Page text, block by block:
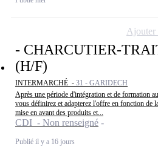
- CHARCUTIER-
(H/F)
INTERMARCHÉ - 31 - GARIDECH
Après une période d'intégration et de formation
vous définirez et adapterez l'offre en fonction de
mise en avant des produits et...
CDI - Non renseigné
Publié il y a 16 jours
Ajouter